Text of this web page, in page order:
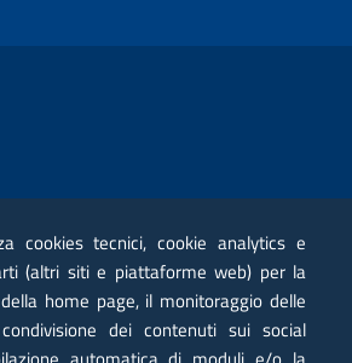
PEC
cookies tecnici, cookie analytics e
(altri siti e piattaforme web) per la
home page, il monitoraggio delle
dei contenuti sui social